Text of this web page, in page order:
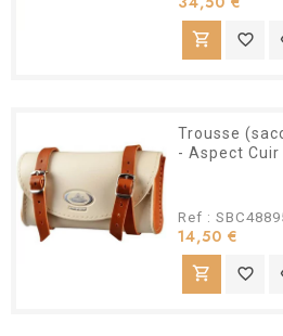
shopping_cart favorite_border
Trousse
- Aspect
Ref :
14,50 €
shopping_cart favorite_border